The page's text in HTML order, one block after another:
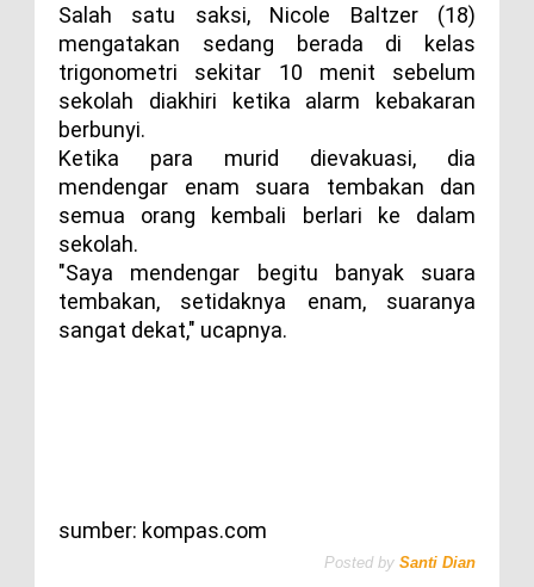
Salah satu saksi, Nicole Baltzer (18)
mengatakan sedang berada di kelas
trigonometri sekitar 10 menit sebelum
sekolah diakhiri ketika alarm kebakaran
berbunyi.
Ketika para murid dievakuasi, dia
mendengar enam suara tembakan dan
semua orang kembali berlari ke dalam
sekolah.
"Saya mendengar begitu banyak suara
tembakan, setidaknya enam, suaranya
sangat dekat," ucapnya.
sumber: kompas.com
Posted by Santi Dian